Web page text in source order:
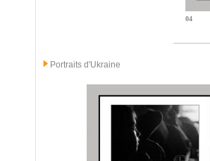
04
Portraits d'Ukraine